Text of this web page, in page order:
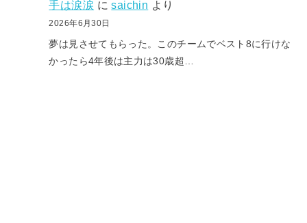
手は涙涙 にsaichin より
2026年6月30日
夢は見させてもらった。このチームでベスト8に行けな
かったら4年後は主力は30歳超…